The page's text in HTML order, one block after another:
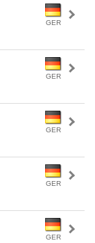
GER
GER
GER
GER
GER